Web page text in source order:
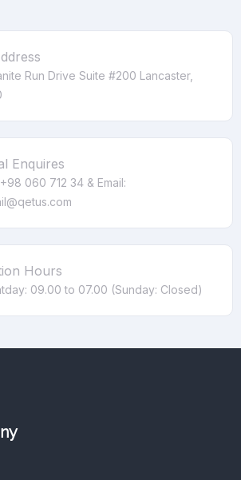
Run Drive Suite #200 Lancaster,
Enquires
060 712 34 & Email:
Hours
09.00 to 07.00 (Sunday: Closed)